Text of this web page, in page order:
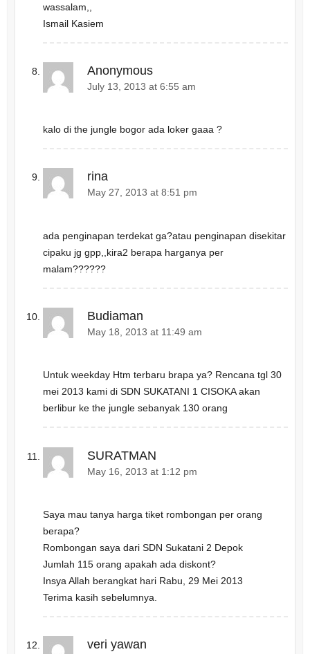
wassalam,,
Ismail Kasiem
Anonymous
July 13, 2013 at 6:55 am
kalo di the jungle bogor ada loker gaaa ?
rina
May 27, 2013 at 8:51 pm
ada penginapan terdekat ga?atau penginapan disekitar
cipaku jg gpp,,kira2 berapa harganya per
malam??????
Budiaman
May 18, 2013 at 11:49 am
Untuk weekday Htm terbaru brapa ya? Rencana tgl 30
mei 2013 kami di SDN SUKATANI 1 CISOKA akan
berlibur ke the jungle sebanyak 130 orang
SURATMAN
May 16, 2013 at 1:12 pm
Saya mau tanya harga tiket rombongan per orang
berapa?
Rombongan saya dari SDN Sukatani 2 Depok
Jumlah 115 orang apakah ada diskont?
Insya Allah berangkat hari Rabu, 29 Mei 2013
Terima kasih sebelumnya.
veri yawan